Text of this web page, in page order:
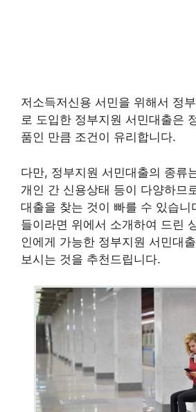
저소득저신용 서민을 위해서 정
로 도입한 정부지원 서민대출은
품인 만큼 조건이 유리합니다.
다만, 정부지원 서민대출의 종류
개인 간 신용상태 등이 다양하므
대출을 찾는 것이 빠를 수 있습니
들이라면 위에서 소개하여 드린
인에게 가능한 정부지원 서민대
보시는 것을 추천드립니다.